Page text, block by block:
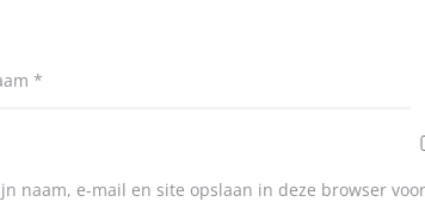
*
naam, e-mail en site opslaan in deze browser